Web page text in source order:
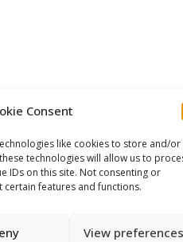
Consent
like cookies to store and/or
technologies will allow us to
IDs on this site. Not consenting or
features and functions.
View preferences